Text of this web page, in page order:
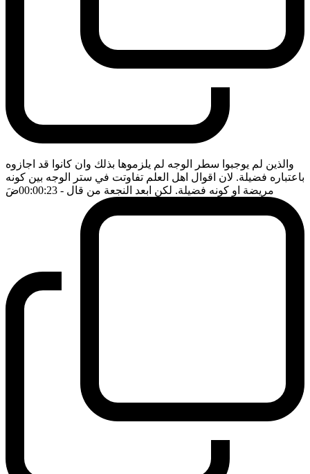
والذين لم يوجبوا سطر الوجه لم يلزموها بذلك وان كانوا قد اجازوه
باعتباره فضيلة. لان اقوال اهل العلم تفاوتت في ستر الوجه بين كونه
مريضة او كونه فضيلة. لكن ابعد النجعة من قال - 00:00:23 ضَ